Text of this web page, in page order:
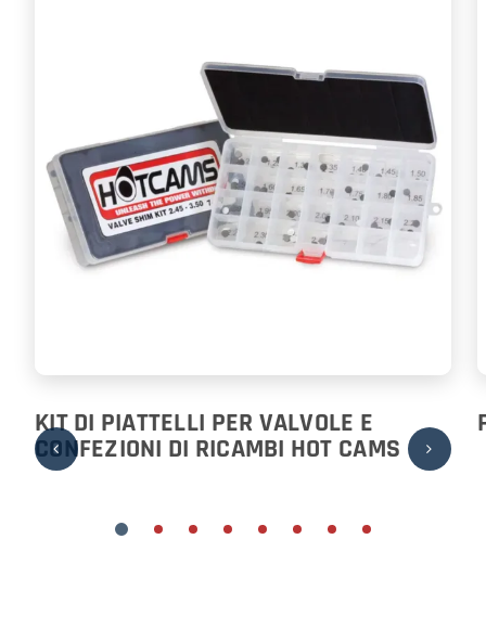
KIT DI PIATTELLI PER VALVOLE E
CONFEZIONI DI RICAMBI HOT CAMS